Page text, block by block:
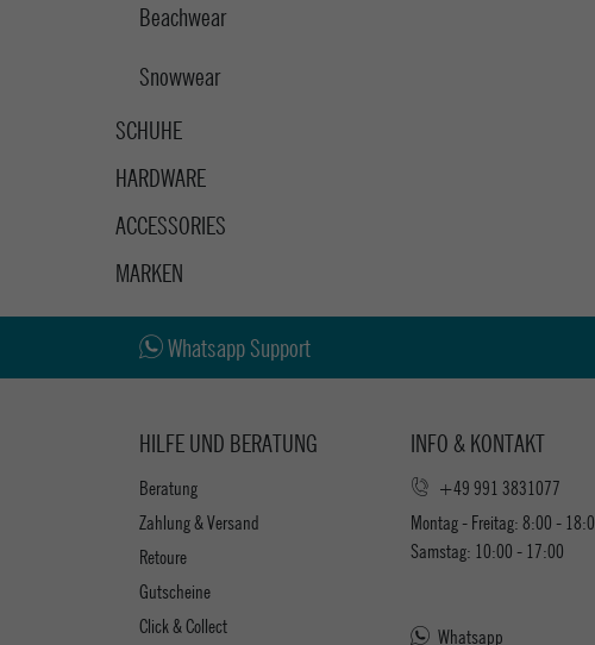
Beachwear
Snowwear
SCHUHE
HARDWARE
ACCESSORIES
MARKEN
Whatsapp Support
HILFE UND BERATUNG
Beratung
Zahlung & Versand
Retoure
Gutscheine
Click & Collect
INFO & KONTAKT
+49 991 3831077
Montag - Freitag: 8:00 -
Samstag: 10:00 - 17:00
Whatsapp